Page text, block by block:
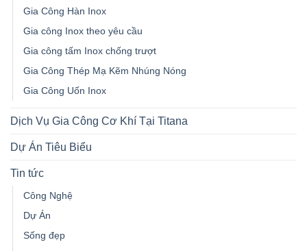
Gia Công Hàn Inox
Gia công Inox theo yêu cầu
Gia công tấm Inox chống trượt
Gia Công Thép Mạ Kẽm Nhúng Nóng
Gia Công Uốn Inox
Dịch Vụ Gia Công Cơ Khí Tại Titana
Dự Án Tiêu Biểu
Tin tức
Công Nghệ
Dự Án
Sống đẹp